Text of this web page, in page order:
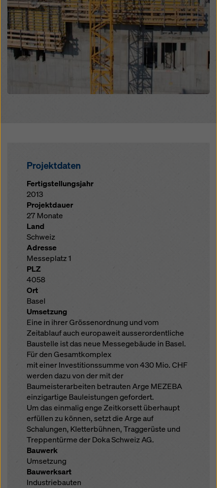
Projektdaten
Fertigstellungsjahr
2013
Projektdauer
27 Monate
Land
Schweiz
Adresse
Messeplatz 1
PLZ
4058
Ort
Basel
Umsetzung
Eine in ihrer Grössenordnung und vom
Zeitablauf auch europaweit ausserordentliche
Baustelle ist das neue Messegebäude in Basel.
Für den Gesamtkomplex
mit einer Investitionssumme von 430 Mio. CHF
werden dazu von der mit der
Baumeisterarbeiten betrauten Arge MEZEBA
einzigartige Bauleistungen gefordert.
Um das einmalig enge Zeitkorsett überhaupt
erfüllen zu können, setzt die Arge auf
Schalungen, Kletterbühnen, Traggerüste und
Treppentürme der Doka Schweiz AG.
Bauwerk
Umsetzung
Bauwerksart
Industriebauten